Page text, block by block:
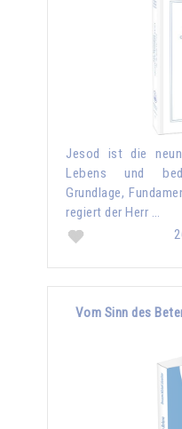
Jesod ist die
Lebens und
Grundlage,
regiert der Herr …
Vom Sinn des